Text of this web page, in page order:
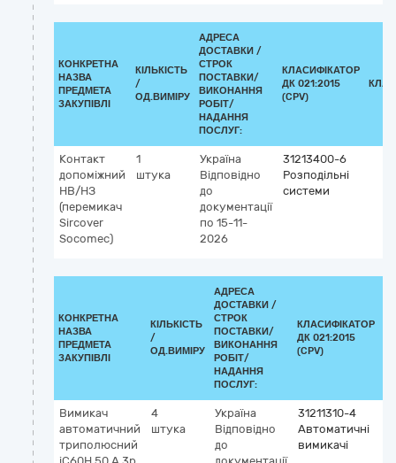
КОНКРЕТНА
НАЗВА
ПРЕДМЕТА
ЗАКУПІВЛІ
КІЛЬКІСТЬ
/
ОД.ВИМІРУ
АДРЕСА
ДОСТАВКИ /
СТРОК
ПОСТАВКИ/
ВИКОНАННЯ
РОБІТ/
НАДАННЯ
ПОСЛУГ:
КЛАСИФІКАТОР
ДК 021:2015
(CPV)
Контакт
допоміжний
НВ/НЗ
(перемикач
Sircover
Socomec)
1
штука
Україна
Відповідно
до
документації
по 15-11-
2026
31213400-6
Розподільні
системи
КОНКРЕТНА
НАЗВА
ПРЕДМЕТА
ЗАКУПІВЛІ
КІЛЬКІСТЬ
/
ОД.ВИМІРУ
АДРЕСА
ДОСТАВКИ /
СТРОК
ПОСТАВКИ/
ВИКОНАННЯ
РОБІТ/
НАДАННЯ
ПОСЛУГ:
КЛАСИФІКАТОР
ДК 021:2015
(CPV)
Вимикач
автоматичний
триполюсний
4
штука
Україна
Відповідно
до
31211310-4
Автоматичні
вимикачі